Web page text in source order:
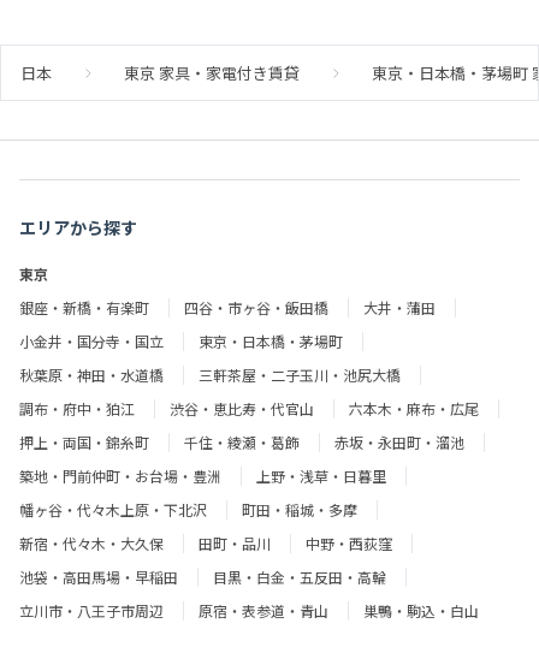
日本 東京 家具・家電付き賃貸 東京・日本橋・茅場町
エリアから探す
東京
銀座・新橋・有楽町
四谷・市ヶ谷・飯田橋
大井・蒲田
小金井・国分寺・国立
東京・日本橋・茅場町
秋葉原・神田・水道橋
三軒茶屋・二子玉川・池尻大橋
調布・府中・狛江
渋谷・恵比寿・代官山
六本木・麻布・広尾
押上・両国・錦糸町
千住・綾瀬・葛飾
赤坂・永田町・溜池
築地・門前仲町・お台場・豊洲
上野・浅草・日暮里
幡ヶ谷・代々木上原・下北沢
町田・稲城・多摩
新宿・代々木・大久保
田町・品川
中野・西荻窪
池袋・高田馬場・早稲田
目黒・白金・五反田・高輪
立川市・八王子市周辺
原宿・表参道・青山 巣鴨・駒込・白山